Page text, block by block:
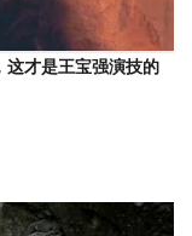
这才是王宝强演技的